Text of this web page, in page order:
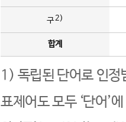
구2)
합계
1) 독립된 단어로 인정
표제어도 모두 ‘단어’